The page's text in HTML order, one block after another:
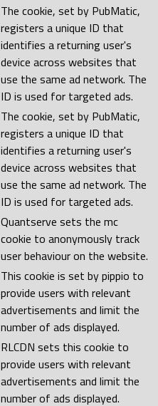
The cookie, set by PubMatic,
registers a unique ID that
identifies a returning user's
device across websites that
use the same ad network. The
ID is used for targeted ads.
The cookie, set by PubMatic,
registers a unique ID that
identifies a returning user's
device across websites that
use the same ad network. The
ID is used for targeted ads.
Quantserve sets the mc
cookie to anonymously track
user behaviour on the website.
This cookie is set by pippio to
provide users with relevant
advertisements and limit the
number of ads displayed.
RLCDN sets this cookie to
provide users with relevant
advertisements and limit the
number of ads displayed.